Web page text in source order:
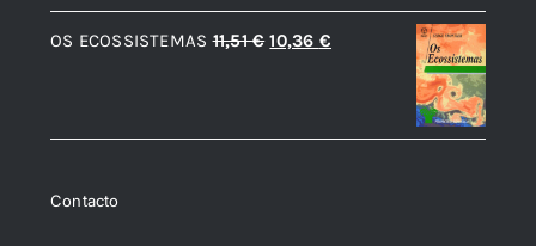
original
era:
atual
é:
OS ECOSSISTEMAS 11,51€ O
era:
10,36 €
é:
Contacto